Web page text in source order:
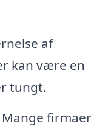
af
kan være en
tungt.
Mange firmaer